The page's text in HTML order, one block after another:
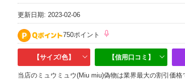
更新日期: 2023-02-06
750ポイント
【サイズ/色】 【信用口コミ】
当店のミュウミュウ(Miu miu)偽物は業界最大の割引価